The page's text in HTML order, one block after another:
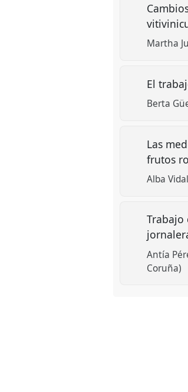
Martha
El
Berta
Las
frutos
Alba
Trabajo
Antía
Coruña)